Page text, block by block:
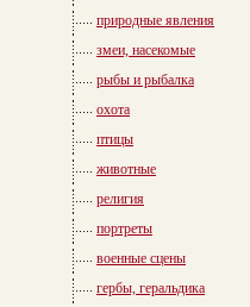
природные явления
змеи, насекомые
рыбы и рыбалка
охота
птицы
животные
религия
портреты
военные сцены
гербы, геральдика